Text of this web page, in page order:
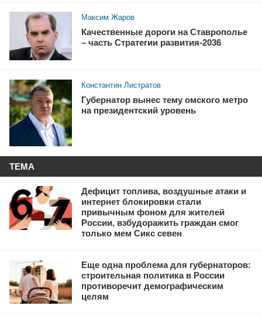
Максим Жаров
Качественные дороги на Ставрополье
– часть Стратегии развития-2036
Константин Листратов
Губернатор вынес тему омского метро
на президентский уровень
ТЕМА
Дефицит топлива, воздушные атаки и
интернет блокировки стали
привычным фоном для жителей
России, взбудоражить граждан смог
только мем Сикс севен
Еще одна проблема для губернаторов:
строительная политика в России
противоречит демографическим
целям